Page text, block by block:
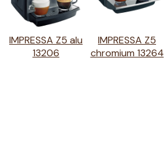
IMPRESSA Z5 alu
13206
IMPRESSA Z5
chromium 13264